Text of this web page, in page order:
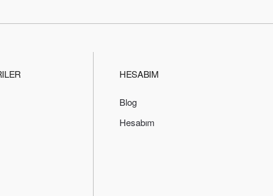
HESABIM
Blog
Hesabım